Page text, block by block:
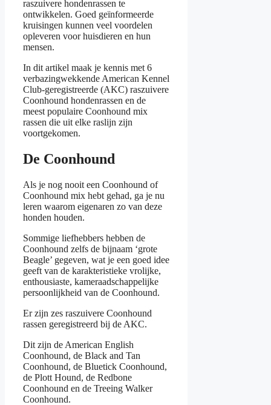
raszuivere hondenrassen te
ontwikkelen. Goed geïnformeerde
kruisingen kunnen veel voordelen
opleveren voor huisdieren en hun
mensen.
In dit artikel maak je kennis met 6
verbazingwekkende American Kennel
Club-geregistreerde (AKC) raszuivere
Coonhound hondenrassen en de
meest populaire Coonhound mix
rassen die uit elke raslijn zijn
voortgekomen.
De Coonhound
Als je nog nooit een Coonhound of
Coonhound mix hebt gehad, ga je nu
leren waarom eigenaren zo van deze
honden houden.
Sommige liefhebbers hebben de
Coonhound zelfs de bijnaam ‘grote
Beagle’ gegeven, wat je een goed idee
geeft van de karakteristieke vrolijke,
enthousiaste, kameraadschappelijke
persoonlijkheid van de Coonhound.
Er zijn zes raszuivere Coonhound
rassen geregistreerd bij de AKC.
Dit zijn de American English
Coonhound, de Black and Tan
Coonhound, de Bluetick Coonhound,
de Plott Hound, de Redbone
Coonhound en de Treeing Walker
Coonhound.